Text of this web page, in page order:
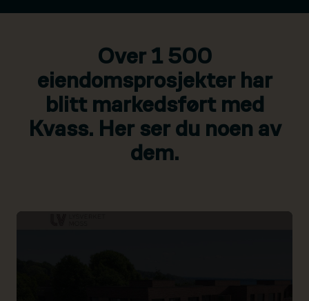
Over 1 500
eiendomsprosjekter har
blitt markedsført med
Kvass. Her ser du noen av
dem.